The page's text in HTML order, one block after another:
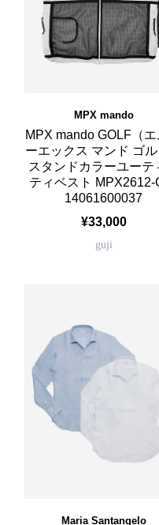
MPX mando
MPX mando GOLF（
ーエックス マンド ゴル
スタンドカラーユーテ
ティベスト MPX2612-
14061600037
¥33,000
guji
Maria Santangelo